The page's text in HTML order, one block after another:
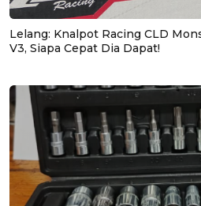
Lelang: Knalpot Racing CLD
V3, Siapa Cepat Dia Dapat!